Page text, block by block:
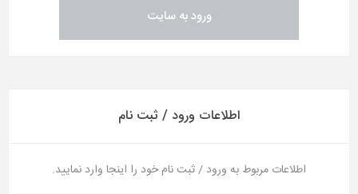
اطلاعات ورود / ثبت نام
اطلاعات مربوط به ورود / ثبت نام خود را اینجا وارد نمایید.